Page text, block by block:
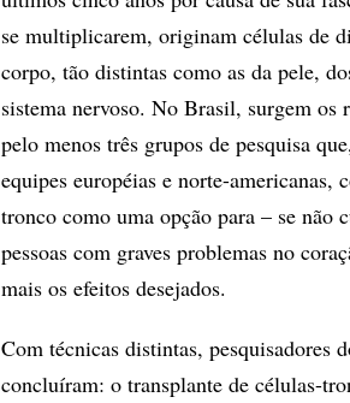
se multiplicarem, originam células de
corpo, tão distintas como as da pele,
sistema nervoso. No Brasil, surgem os
pelo menos três grupos de pesquisa
equipes européias e norte-americanas,
tronco como uma opção para – se não
pessoas com graves problemas no
mais os efeitos desejados.
Com técnicas distintas, pesquisadores
concluíram: o transplante de células-